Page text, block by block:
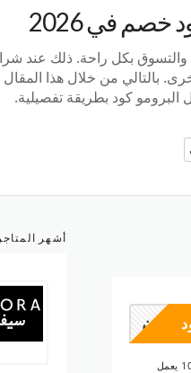
في 2026
بكل راحة. ذلك عند
بالتالي من خلال هذا
كود بطريقة تفصيلية.
وبون
أشهر